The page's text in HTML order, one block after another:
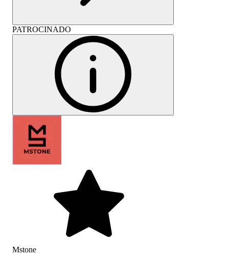
PATROCINADO
Mstone